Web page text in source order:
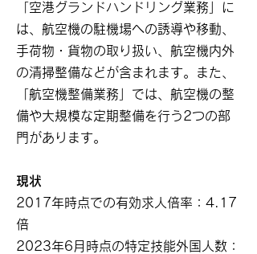
「空港グランドハンドリング業務」に
は、航空機の駐機場への誘導や移動、
手荷物・貨物の取り扱い、航空機内外
の清掃整備などが含まれます。また、
「航空機整備業務」では、航空機の整
備や大規模な定期整備を行う2つの部
門があります。
現状
2017年時点での有効求人倍率：4.17
倍
2023年6月時点の特定技能外国人数：